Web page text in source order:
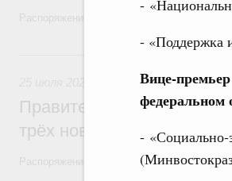
-
- «Поддержка
Вице-
- «Социально-
Инвалиды.
Правительство
трёх новых центров
Распоряжение от 24 июля 2026 года